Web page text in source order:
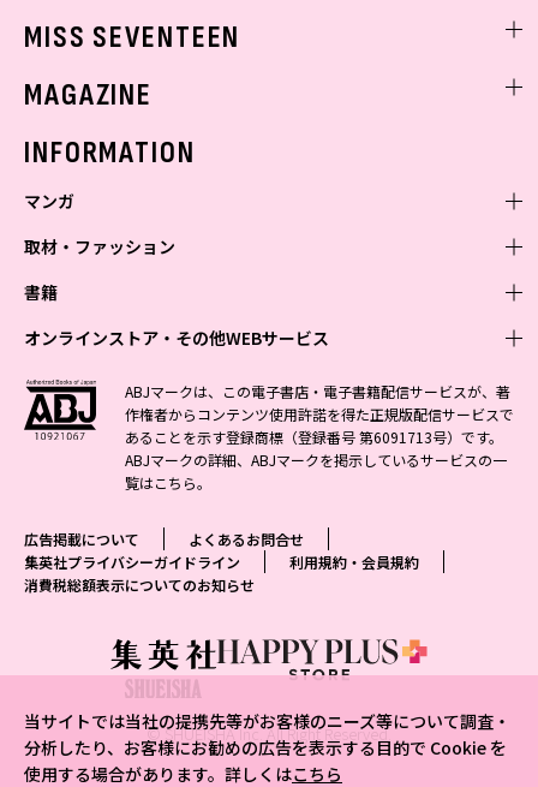
当サイトでは当社の提携先等がお客様のニーズ等について調査・
分析したり、お客様にお勧めの広告を表示する目的で Cookie を
使用する場合があります。詳しくはこちら
MISS SEVENTEEN
MAGAZINE
INFORMATION
マンガ
少年マンガ
Vジャンプ
最強ジャンプ
少年ジャンプ+
ジャンプTOON
ジャンプルーキー！
S-MANGA
集英社コミック文庫
青年マンガ
ZEBRACK
S-MANGA
集英社ジャンプリミックス
週刊ヤングジャンプ
ヤングジャンプ定期購読デジタル
となりのヤングジャンプ
グランドジャンプ
ウルトラジャンプ
少女マンガ
ZEBRACK
S-MANGA
集英社コミック文庫
マーガレット
別冊マーガレット
リマコミ
マンガMeets
女性マンガ
ジャンプTOON
集英社コミック文庫
マンガMee公式サイト
リマコミ
office YOU
取材・ファッション
ファッション・美容
BAILA
MAQUIA
eclat
T JAPAN
MEN'S NON-NO
集英社オンライン
芸能・情報・スポーツ
週プレNEWS
週プレ グラジャパ!
書籍
文芸・文庫・総合
小説すばる
集英社 文芸ステーション
web 集英社文庫
アジア人物史
学芸・ノンフィクション・新書
1日5分で、明日は変わる よみタイ yomitai
集英社学芸部 - 学芸・ノンフィクション
集英社ビジネス書
集英社新書プラス - 知の水先案内人
kotoba
情報・知識＆オピニオン imidas
ライトノベル・ノベライズ
集英社オレンジ文庫
JUMP j-BOOKS
ダッシュエックス文庫公式サイト
集英社Webマガジン コバルト
集英社の児童図書 S-KIDS.LAND
オンラインストア・その他WEBサービス
オンラインストア
OTO
SHUEISHA MANGA-ART HERITAGE
ジャンプキャラクターズストア
HAPPY PLUS STORE
SHUEISHA VOX
LEEマルシェ
eclat premium
mirabella homme
zakka market
その他WEBサービス
集英社アドナビ
集英社エディターズ・ラボ
ABJマークは、この電子書店・電子書籍配信サービスが、著
作権者からコンテンツ使用許諾を得た正規版配信サービスで
あることを示す登録商標（登録番号 第6091713号）です。
ABJマークの詳細、ABJマークを掲示しているサービスの一
覧はこちら。
広告掲載について
よくあるお問合せ
集英社プライバシーガイドライン
利用規約・会員規約
消費税総額表示についてのお知らせ
© SHUEISHA Inc. All Right Reserved.